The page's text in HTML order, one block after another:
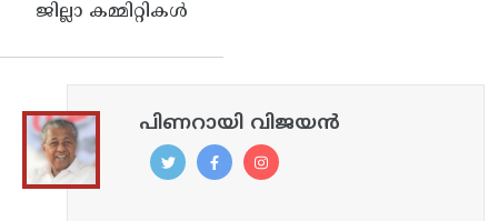
ജില്ലാ കമ്മിറ്റികൾ
പിണറായി വിജയൻ